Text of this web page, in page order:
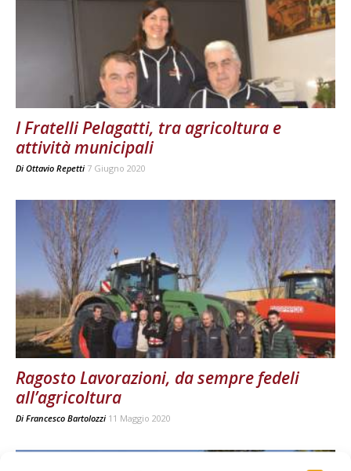
I Fratelli Pelagatti, tra agricoltura e
attività municipali
Di Ottavio Repetti 7 Giugno 2020
Ragosto Lavorazioni, da sempre fedeli
all’agricoltura
Di Francesco Bartolozzi 11 Maggio 2020